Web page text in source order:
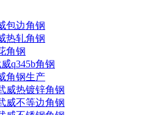
包边角钢
热轧角钢
角钢
q345b角钢
角钢生产
威热镀锌角钢
威不等边角钢